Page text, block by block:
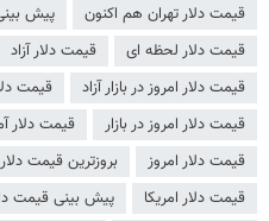
قیمت دلار تهران هم اکنون
پیش
قیمت دلار لحظه ای
قیمت دلار آزاد
قیمت دلار امروز در بازار آزاد
قیمت
قیمت دلار امروز در بازار
قیمت دلار
قیمت دلار امروز
بروزترین قیمت دلار
قیمت دلار امریکا
پیش بینی قیمت